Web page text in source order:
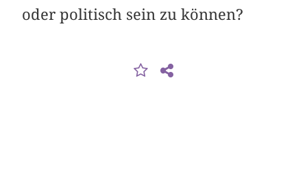
oder politisch sein zu können?